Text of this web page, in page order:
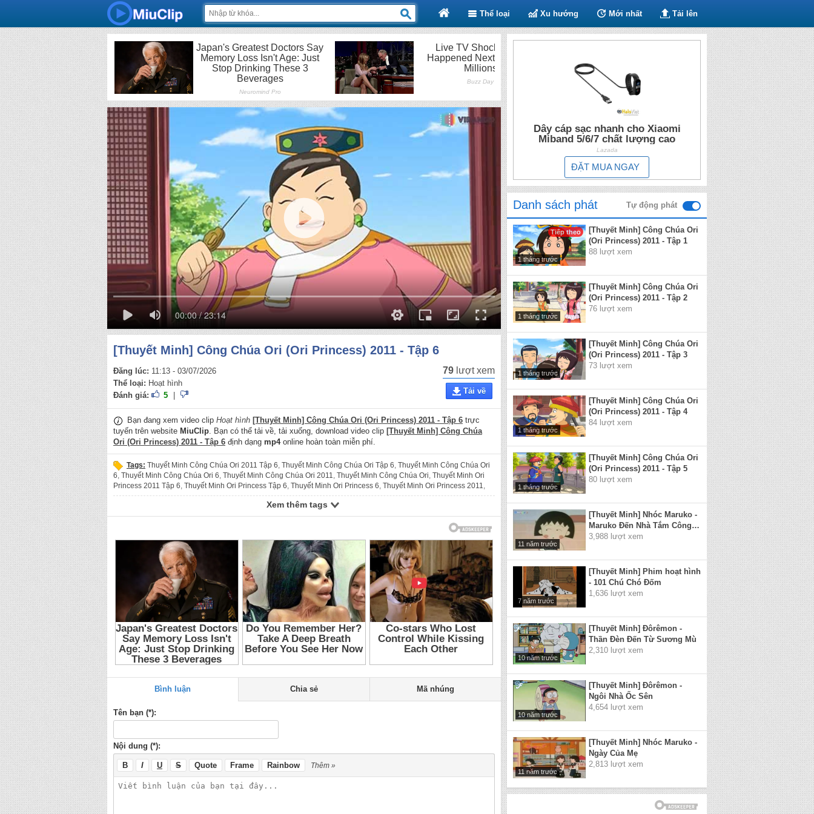
Thể loại Xu hướng Mới nhất Tải lên
00:00 / 23:14
[Thuyết Minh] Công Chúa Ori (Ori Princess) 2011 - Tập 6
Đăng lúc: 11:13 - 03/07/2026
Thể loại: Hoạt hình
Đánh giá:
5
79 lượt xem
Tải về
Bạn đang xem video clip Hoạt hình [Thuyết Minh] Công Chúa Ori (Ori Princess) 2011 - Tập 6 trực
tuyến trên website MiuClip. Bạn có thể tải về, tải xuống, download video clip [Thuyết Minh] Công Chúa
Ori (Ori Princess) 2011 - Tập 6 định dạng mp4online hoàn toàn miễn phí.
Tags: Thuyết Minh Công Chúa Ori 2011 Tập 6, Thuyết Minh Công Chúa Ori Tập 6, Thuyết Minh Công Chúa Ori
6, Thuyết Minh Công Chúa Ori 6, Thuyết Minh Công Chúa Ori 2011, Thuyết Minh Công Chúa Ori, Thuyết Minh Ori
Princess 2011 Tập 6, Thuyết Minh Ori Princess Tập 6, Thuyết Minh Ori Princess 6, Thuyết Minh Ori Princess 2011,
Thuyết Minh Ori Princess ,Công Chúa Ori 2011 Tập 6,Công Chúa Ori Tập 6 , Công Chúa Ori 6, Công Chúa Ori 6,
Ori Princess 2011 Tập 6,Ori Princess Tập 6
Ori Princess,Phim hoạt hình Trung Quốc,Phim hoạt hình,Phim Trung Quốc,Thuyet Minh Cong Chua Ori 2011 Tap
Thuyet Minh
Thuyet Minh Ori Princess 6 Thuyet Minh Ori Princess 2011 ,Thuyet Minh Ori Princess,Cong Chua Ori 2011
Cong Chua Ori Tap 6 Cong Chua Ori 6,Cong Chua Ori 2011,Cong Chua Ori
Ori Princess
Ori Princess Tap 6 Phim hoat hinh Trung Quoc ,Phim hoat hinh,Phim Trung Quoc
Xem thêm tags
Bình luận Chia sẻ Mã nhúng
Tên bạn (*):
Nội dung (*):
B I U S Quote Frame Rainbow Thêm »
Dây cáp sạc nhanh cho Xiaomi
Miband 5/6/7 chất lượng cao
Lazada
ĐẶT MUA NGAY
Danh sách phát Tự động phát
Tiếp theo
1 tháng trước
[Thuyết Minh] Công Chúa Ori
(Ori Princess) 2011 - Tập 1
88 lượt xem
1 tháng trước
[Thuyết Minh] Công Chúa Ori
(Ori Princess) 2011 - Tập 2
76 lượt xem
1 tháng trước
[Thuyết Minh] Công Chúa Ori
(Ori Princess) 2011 - Tập 3
73 lượt xem
1 tháng trước
[Thuyết Minh] Công Chúa Ori
(Ori Princess) 2011 - Tập 4
84 lượt xem
1 tháng trước
[Thuyết Minh] Công Chúa Ori
(Ori Princess) 2011 - Tập 5
80 lượt xem
11 năm trước
[Thuyết Minh] Nhóc Maruko -
Maruko Đến Nhà Tắm Công
Cộng
3,988 lượt xem
7 năm trước
[Thuyết Minh] Phim hoạt hình
- 101 Chú Chó Đốm
1,636 lượt xem
10 năm trước
[Thuyết Minh] Đôrêmon -
Thần Đèn Đến Từ Sương Mù
2,310 lượt xem
10 năm trước
[Thuyết Minh] Đôrêmon -
Ngôi Nhà Ốc Sên
4,654 lượt xem
11 năm trước
[Thuyết Minh] Nhóc Maruko -
Ngày Của Mẹ
2,813 lượt xem